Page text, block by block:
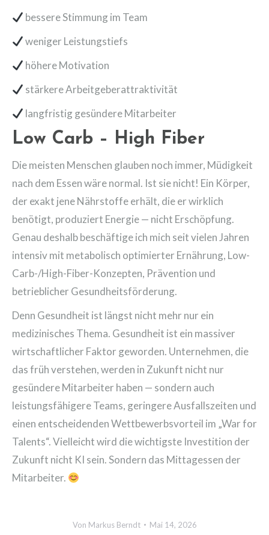
bessere Stimmung im Team
weniger Leistungstiefs
höhere Motivation
stärkere Arbeitgeberattraktivität
langfristig gesündere Mitarbeiter
Low Carb – High Fiber
Die meisten Menschen glauben noch immer, Müdigkeit
nach dem Essen wäre normal. Ist sie nicht! Ein Körper,
der exakt jene Nährstoffe erhält, die er wirklich
benötigt, produziert Energie — nicht Erschöpfung.
Genau deshalb beschäftige ich mich seit vielen Jahren
intensiv mit metabolisch optimierter Ernährung, Low-
Carb-/High-Fiber-Konzepten, Prävention und
betrieblicher Gesundheitsförderung.
Denn Gesundheit ist längst nicht mehr nur ein
medizinisches Thema. Gesundheit ist ein massiver
wirtschaftlicher Faktor geworden. Unternehmen, die
das früh verstehen, werden in Zukunft nicht nur
gesündere Mitarbeiter haben — sondern auch
leistungsfähigere Teams, geringere Ausfallszeiten und
einen entscheidenden Wettbewerbsvorteil im „War for
Talents“. Vielleicht wird die wichtigste Investition der
Zukunft nicht KI sein. Sondern das Mittagessen der
Mitarbeiter.
Von Markus Berndt Mai 14, 2026